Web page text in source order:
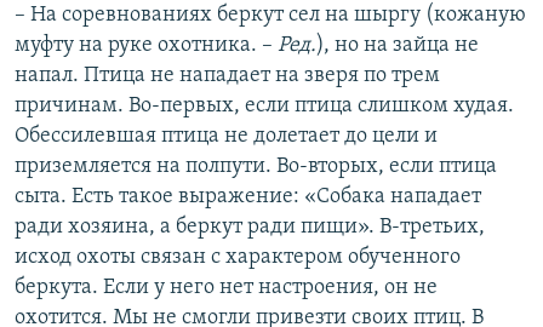
– На соревнованиях беркут сел на шыргу (кожаную
муфту на руке охотника. – Ред.), но на зайца не
напал. Птица не нападает на зверя по трем
причинам. Во-первых, если птица слишком худая.
Обессилевшая птица не долетает до цели и
приземляется на полпути. Во-вторых, если птица
сыта. Есть такое выражение: «Собака нападает
ради хозяина, а беркут ради пищи». В-третьих,
исход охоты связан с характером обученного
беркута. Если у него нет настроения, он не
охотится. Мы не смогли привезти своих птиц. В